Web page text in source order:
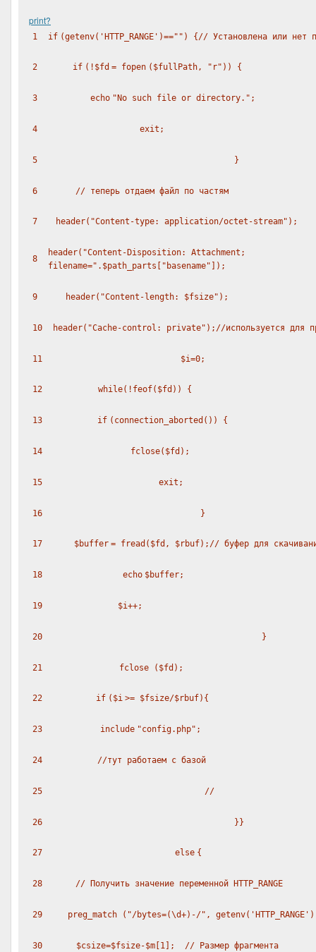
print?
1 if (getenv( 'HTTP_RANGE' )=="" ) {// Установлена или нет
2 if (! $fd = fopen ( $fullPath, "r" )) {
3 echo "No such file or directory." ;
4 exit ;
5 }
6 // теперь отдаем файл по частям
7 header( "Content-type: application/octet-stream" );
8
header( "Content-Disposition: Attachment;
filename=" . $path_parts "basename" ]);
9 header( "Content-length: $fsize" );
10 header( "Cache-control: private" ); //используется для
11 $i=0;
12 while(! feof( $fd )) {
13 if (connection_aborted()) {
14 fclose( $fd );
15 exit ;
16 }
17 $buffer = fread ( $fd , $rbuf); // буфер для
18 echo $buffer;
19 $i++;
20 }
21 fclose ( $fd );
22 if ( $i >= $fsize/$rbuf){
23 include "config.php" ;
24 //тут работаем с базой
25 //
26 }}
27 else {
28 // Получить значение переменной HTTP_RANGE
29 preg_match ( "/bytes=(\d+)-/" , getenv( 'HTTP_RANGE'
30 $csize=$fsize-$m [1]; // Размер фрагмента